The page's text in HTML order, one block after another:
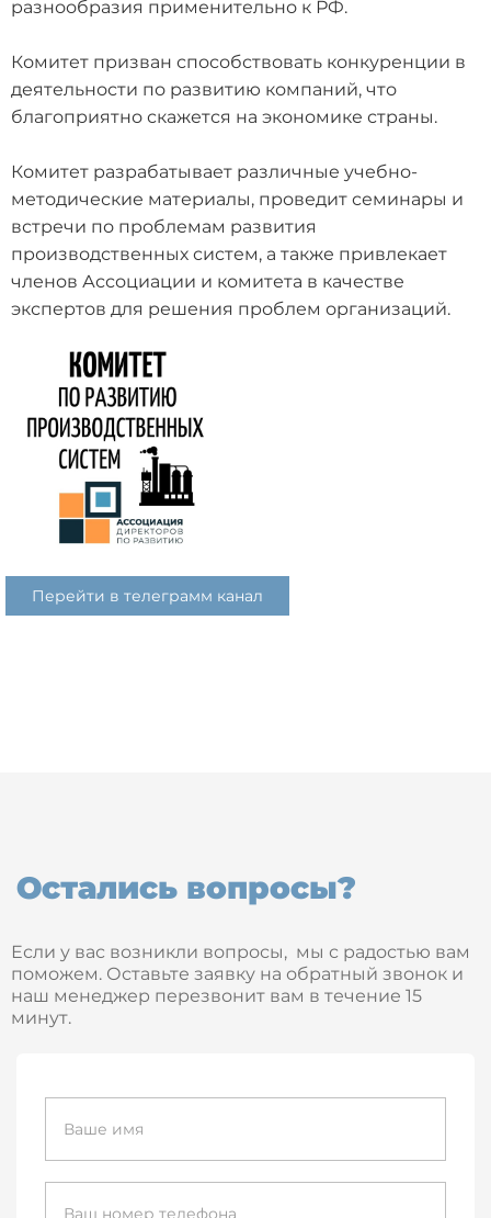
разнообразия применительно к РФ.
Комитет призван способствовать конкуренции в
деятельности по развитию компаний, что
благоприятно скажется на экономике страны.
Комитет разрабатывает различные учебно-
методические материалы, проведит семинары и
встречи по проблемам развития
производственных систем, а также привлекает
членов Ассоциации и комитета в качестве
экспертов для решения проблем организаций.
Перейти в телеграмм канал
Остались вопросы?
Если у вас возникли вопросы, мы с радостью вам
поможем. Оставьте заявку на обратный звонок и
наш менеджер перезвонит вам в течение 15
минут.